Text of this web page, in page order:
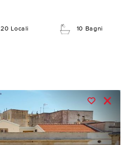
20 Locali 10 Bagni